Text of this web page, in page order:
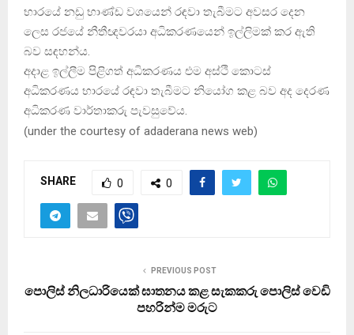
භාරයේ නඩු භාණ්ඩ වශයෙන් රඳවා තැබීමට අවසර දෙන
ලෙස රජයේ නීතීඥවරයා අධිකරණයෙන් ඉල්ලිමක් කර ඇති
බව සඳහන්ය.
අදාළ ඉල්ලීම පිළිගත් අධිකරණය එම අස්ථි කොටස්
අධිකරණය භාරයේ රඳවා තැබීමට නියෝග කළ බව අද දෙරණ
අධිකරණ වාර්තාකරු පැවසුවේය.
(under the courtesy of adaderana news web)
SHARE 0 0
PREVIOUS POST
පොලිස් නිලධාරියෙක් ඝාතනය කළ සැකකරු පොලිස් වෙඩි
පහරින්ම මරුට